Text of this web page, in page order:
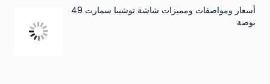
أسعار ومواصفات ومميزات شاشة توشيبا سمارت 49
بوصة